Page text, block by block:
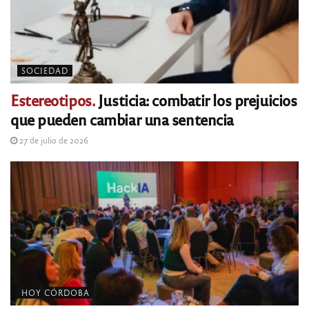
SOCIEDAD
Estereotipos.Justicia: combatir los prejuicios
que pueden cambiar una sentencia
27 de julio de 2026
HOY CÓRDOBA